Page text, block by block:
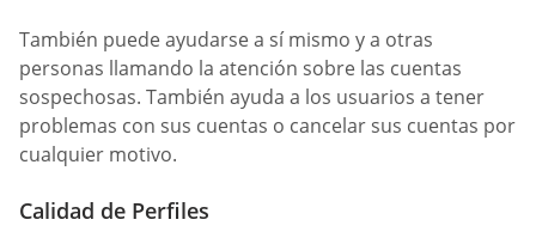
También puede ayudarse a sí mismo y a otras
personas llamando la atención sobre las cuentas
sospechosas. También ayuda a los usuarios a tener
problemas con sus cuentas o cancelar sus cuentas por
cualquier motivo.
Calidad de Perfiles